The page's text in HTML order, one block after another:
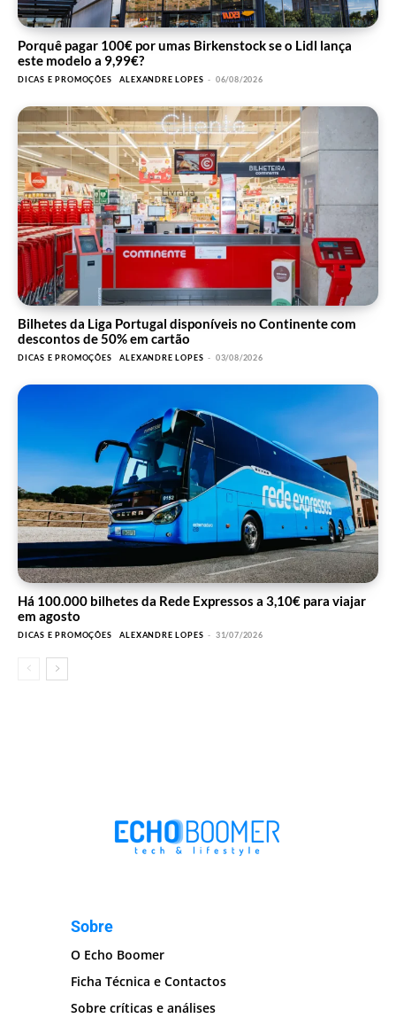
Porquê pagar 100€ por umas Birkenstock se o Lidl lança
este modelo a 9,99€?
DICAS E PROMOÇÕES ALEXANDRE LOPES - 06/08/2026
Bilhetes da Liga Portugal disponíveis no Continente com
descontos de 50% em cartão
DICAS E PROMOÇÕES ALEXANDRE LOPES - 03/08/2026
Há 100.000 bilhetes da Rede Expressos a 3,10€ para viajar
em agosto
DICAS E PROMOÇÕES ALEXANDRE LOPES - 31/07/2026
Sobre
O Echo Boomer
Ficha Técnica e Contactos
Sobre críticas e análises